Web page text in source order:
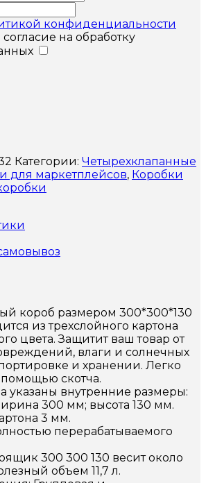
конфиденциальности
на обработку
Категории: Четырехклапанные
для маркетплейсов, Коробки
короб размером 300*300*130
из трехслойного картона
цвета. Защитит ваш товар от
влаги и солнечных
и хранении. Легко
скотча.
указаны внутренние размеры:
300 мм; высота 130 мм.
3 мм.
перерабатываемого
300 300 130 весит около
объем 11,7 л.